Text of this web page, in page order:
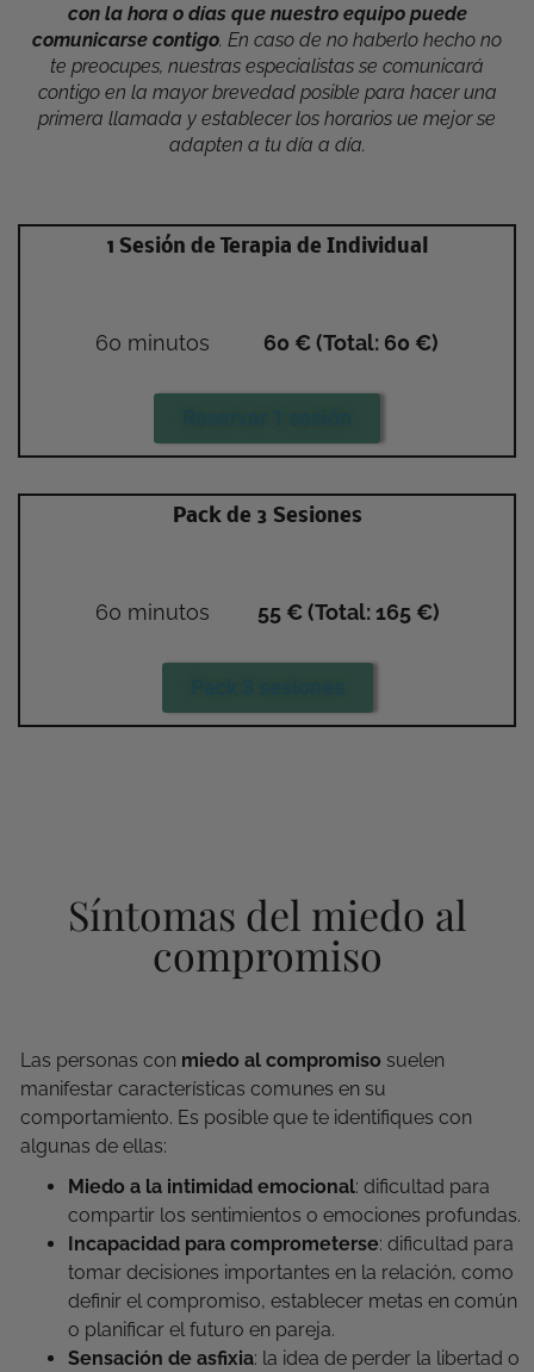
con la hora o días que nuestro equipo puede
comunicarse contigo. En caso de no haberlo hecho no
te preocupes, nuestras especialistas se comunicará
contigo en la mayor brevedad posible para hacer una
primera llamada y establecer los horarios ue mejor se
adapten a tu día a día.
1 Sesión de Terapia de Individual
60 minutos 60 € (Total: 60 €)
Pack de 3 Sesiones
60 minutos 55 € (Total: 165 €)
Síntomas del miedo al
compromiso
Las personas con miedo al compromiso suelen
manifestar características comunes en su
comportamiento. Es posible que te identifiques con
algunas de ellas:
Miedo a la intimidad emocional: dificultad para
compartir los sentimientos o emociones profundas.
Incapacidad para comprometerse: dificultad para
tomar decisiones importantes en la relación, como
definir el compromiso, establecer metas en común
o planificar el futuro en pareja.
Sensación de asfixia: la idea de perder la libertad o